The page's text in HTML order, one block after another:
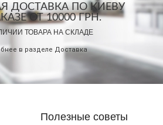
ДОСТАВКА ПО КИЕВУ
ОТ 10000 ГРН.
ТОВАРА НА СКЛАДЕ
в разделе Доставка
Полезные советы